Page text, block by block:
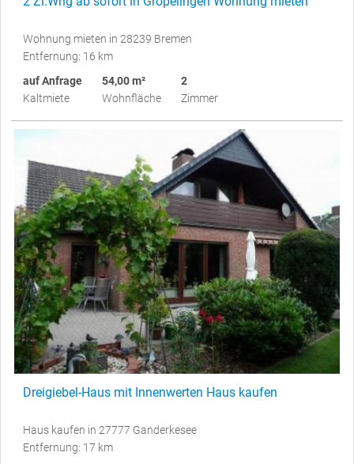
Wohnung mieten in 28239 Bremen
Entfernung: 16 km
auf Anfrage
Kaltmiete
54,00 m²
Wohnfläche
2
Zimmer
Dreigiebel-Haus mit Innenwerten Haus kaufen
Haus kaufen in 27777 Ganderkesee
Entfernung: 17 km